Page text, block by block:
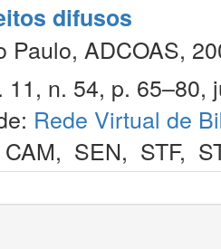
difusos
Paulo, ADCOAS,
n. 54, p. 65–80,
Rede Virtual de
CAM, SEN, STF,